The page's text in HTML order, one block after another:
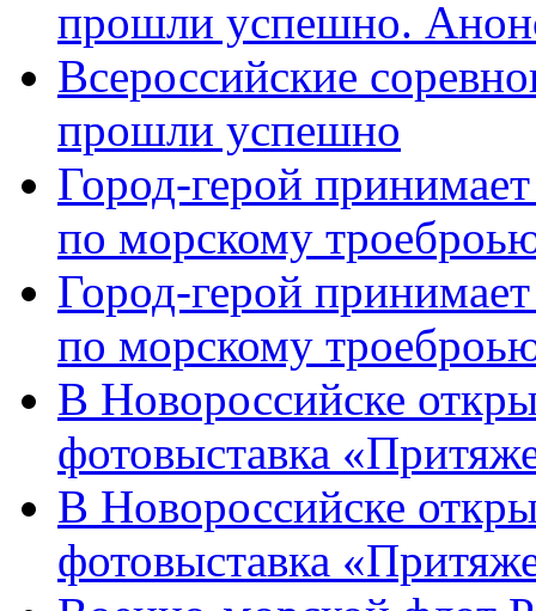
прошли успешно.
Всероссийские
прошли успешно
Город-герой
по морскому
Город-герой
по морскому
В Новороссийске
фотовыставка
В Новороссийске
фотовыставка